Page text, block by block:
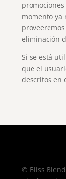
momento ya
eliminación
Si se está
que el
descritos en
© Bliss